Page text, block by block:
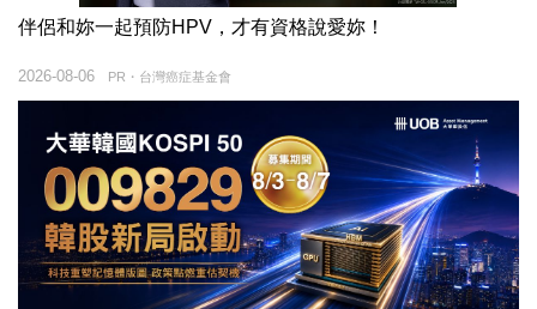
伴侶和妳一起預防HPV，才有資格說愛妳！
PR・台灣癌症基金會
2026-08-06